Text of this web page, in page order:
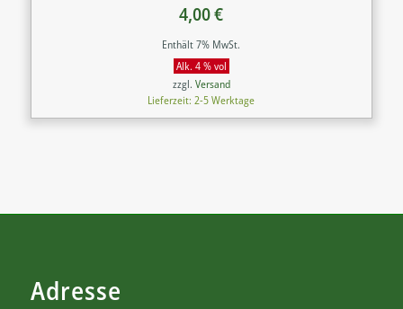
4,00€
Enthält 7% MwSt.
Alk. 4 % vol
zzgl. Versand
Lieferzeit: 2-5 Werktage
Adresse